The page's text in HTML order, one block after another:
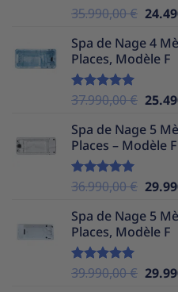
Note5.00
35.990,00€ Le
initial
était :
Spa de Nage 4
Places, Modèle F
Note5.00
37.990,00€ Le
initial
était :
Spa de Nage 5
Places – Modèle F
Note5.00
36.990,00€ Le
initial
était :
Spa de Nage 5
Places, Modèle F
Note5.00
39.990,00€ Le